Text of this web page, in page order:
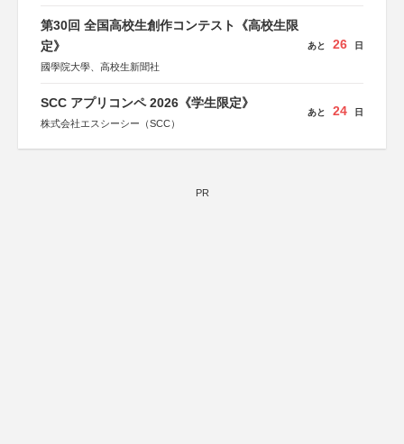
第30回 全国高校生創作コンテスト《高校生限
定》
國學院大學、高校生新聞社
あと 26 日
SCC アプリコンペ 2026《学生限定》
株式会社エスシーシー（SCC）
あと 24 日
PR